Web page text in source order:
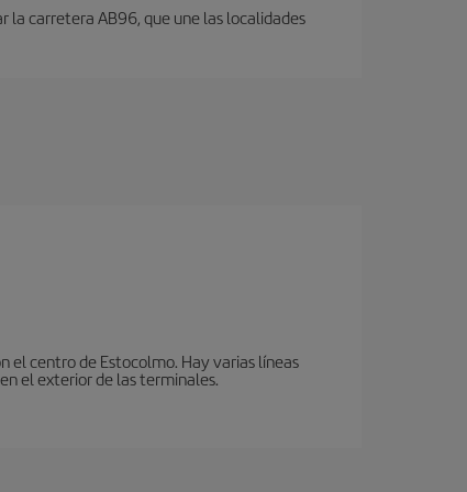
la carretera AB96, que une las localidades
el centro de Estocolmo. Hay varias líneas
el exterior de las terminales.